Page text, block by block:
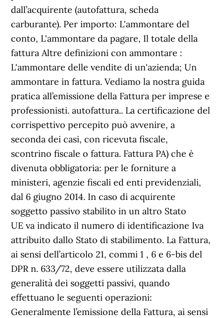
dall’acquirente (autofattura, scheda
carburante). Per importo: L'ammontare del
conto, L'ammontare da pagare, Il totale della
fattura Altre definizioni con ammontare :
L'ammontare delle vendite di un'azienda; Un
ammontare in fattura. Vediamo la nostra guida
pratica all’emissione della Fattura per imprese e
professionisti. autofattura.. La certificazione del
corrispettivo percepito può avvenire, a
seconda dei casi, con ricevuta fiscale,
scontrino fiscale o fattura. Fattura PA) che è
divenuta obbligatoria: per le forniture a
ministeri, agenzie fiscali ed enti previdenziali,
dal 6 giugno 2014. In caso di acquirente
soggetto passivo stabilito in un altro Stato
UE va indicato il numero di identificazione Iva
attribuito dallo Stato di stabilimento. La Fattura,
ai sensi dell’articolo 21, commi 1 , 6 e 6-bis del
DPR n. 633/72, deve essere utilizzata dalla
generalità dei soggetti passivi, quando
effettuano le seguenti operazioni:
Generalmente l’emissione della Fattura, ai sensi